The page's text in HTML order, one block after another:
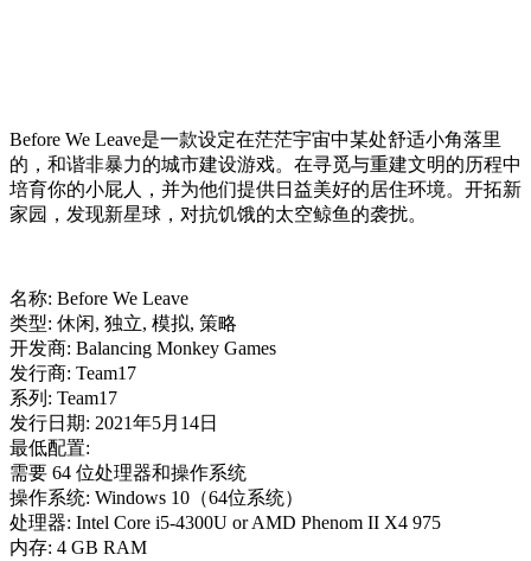
Before We Leave是一款设定在茫茫宇宙中某处舒适小角落里
的，和谐非暴力的城市建设游戏。在寻觅与重建文明的历程中
培育你的小屁人，并为他们提供日益美好的居住环境。开拓新
家园，发现新星球，对抗饥饿的太空鲸鱼的袭扰。
名称: Before We Leave
类型: 休闲, 独立, 模拟, 策略
开发商: Balancing Monkey Games
发行商: Team17
系列: Team17
发行日期: 2021年5月14日
最低配置:
需要 64 位处理器和操作系统
操作系统: Windows 10（64位系统）
处理器: Intel Core i5-4300U or AMD Phenom II X4 975
内存: 4 GB RAM